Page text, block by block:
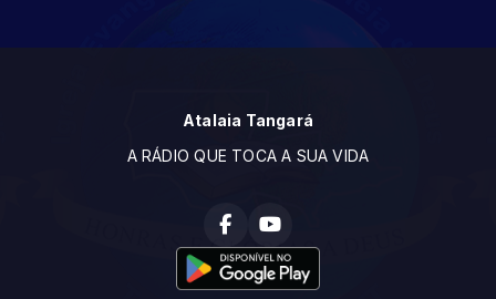
Atalaia Tangará
A RÁDIO QUE TOCA A SUA VIDA